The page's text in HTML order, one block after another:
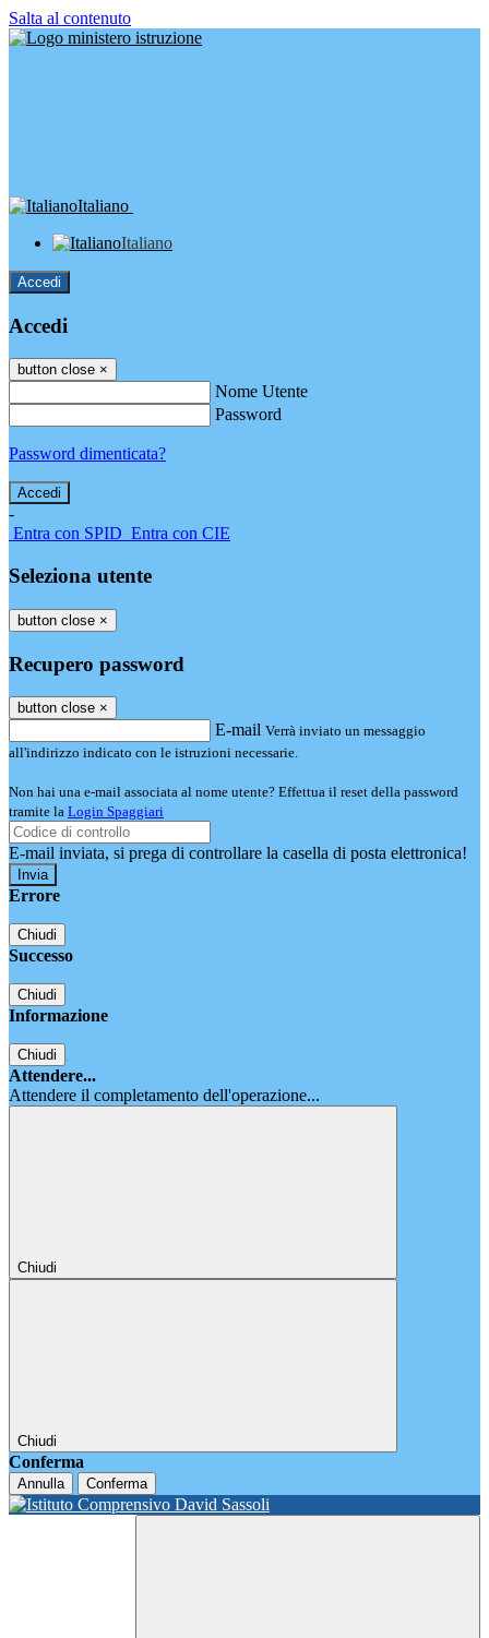
Salta al contenuto
Italiano
Italiano
Accedi
Accedi
button close ×
Nome Utente
Password
Password dimenticata?
-
Entra con SPID Entra con CIE
Seleziona utente
button close ×
Recupero password
button close ×
E-mail Verrà inviato un messaggio
all'indirizzo indicato con le istruzioni necessarie.
Non hai una e-mail associata al nome utente? Effettua il reset della password
tramite la Login Spaggiari
E-mail inviata, si prega di controllare la casella di posta elettronica!
Errore
Chiudi
Successo
Chiudi
Informazione
Chiudi
Attendere...
Attendere il completamento dell'operazione...
Chiudi
Chiudi
Conferma
Annulla Conferma